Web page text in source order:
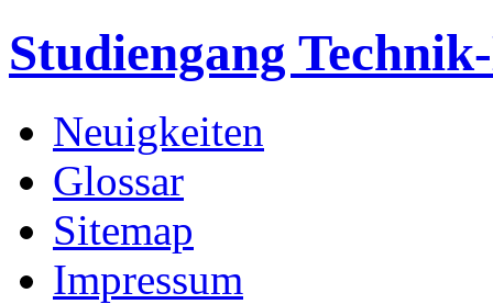
Studiengang
Neuigkeiten
Glossar
Sitemap
Impressum